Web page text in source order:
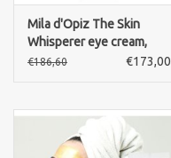
Mila d'Opiz The Skin
Whisperer eye cream,
oogcrème
€186,60 €173,00